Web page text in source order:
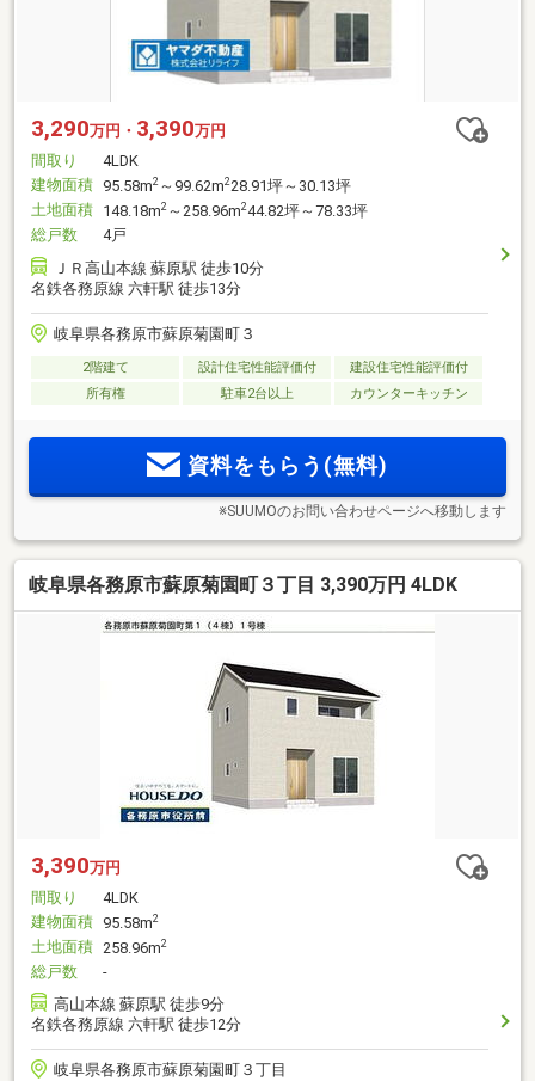
3,290万円・ 3,390万円
間取り
4LDK
建物面積 95.58m2 ～99.62m228.91坪～30.13坪
土地面積 148.18m2 ～258.96m244.82坪～78.33坪
総戸数
4戸
ＪＲ高山本線 蘇原駅 徒歩10分
名鉄各務原線 六軒駅 徒歩13分
岐阜県各務原市蘇原菊園町３
2階建て 設計住宅性能評価付
建設住宅性能評価付
所有権
駐車2台以上 カウンターキッチン
資料をもらう(無料)
※SUUMOのお問い合わせページへ移動します
岐阜県各務原市蘇原菊園町３丁目 3,390万円 4LDK
3,390万円
間取り
4LDK
建物面積 95.58m2
土地面積 258.96m2
総戸数
-
高山本線 蘇原駅 徒歩9分
名鉄各務原線 六軒駅 徒歩12分
岐阜県各務原市蘇原菊園町３丁目